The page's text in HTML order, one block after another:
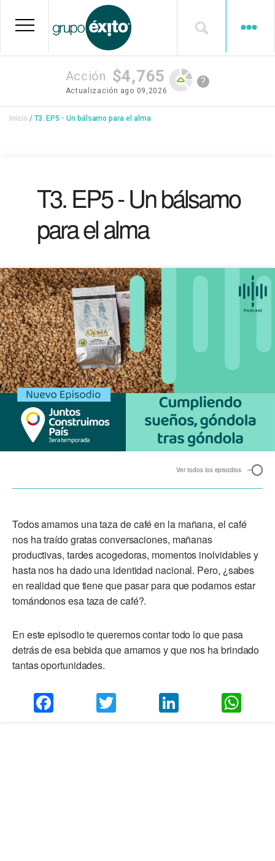
contenido
Acción $4,765
Actualización ago 09,2026
?
Sobrescribir
navegación
Inicio T3. EP5 - Un bálsamo para el alma
T3. EP5 - Un bálsamo
para el alma
Ver todos los episodios
Todos amamos una taza de café en la mañana, el café
nos ha traído gratas conversaciones, mañanas
productivas, tardes acogedoras, momentos inolvidables y
hasta nos ha dado una identidad nacional. Pero, ¿sabes
en realidad que tiene que pasar para que podamos estar
tomándonos esa taza de café?.
En este episodio te queremos contar todo lo que pasa
detrás de esa bebida que amamos y que nos ha brindado
tantas oportunidades.
FacebookTwitter LinkedIn